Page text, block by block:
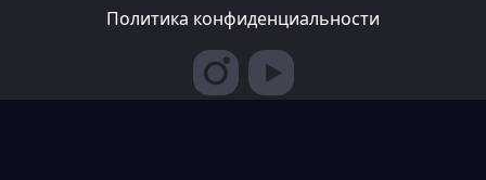
Политика конфиденциальности